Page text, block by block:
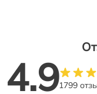
4.91799